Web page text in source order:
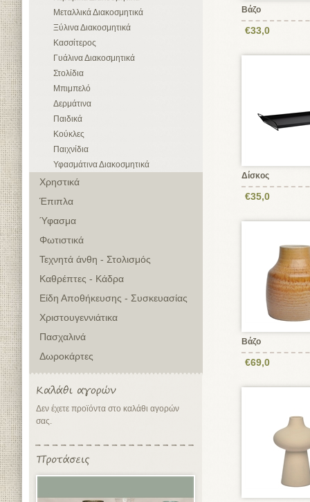
Μεταλλικά Διακοσμητικά
Ξύλινα Διακοσμητικά
Κασσίτερος
Γυάλινα Διακοσμητικά
Στολίδια
Μπιμπελό
Δερμάτινα
Παιδικά
Κούκλες
Παιχνίδια
Υφασμάτινα Διακοσμητικά
Χρηστικά
Έπιπλα
Ύφασμα
Φωτιστικά
Τεχνητά άνθη - Στολισμός
Καθρέπτες - Κάδρα
Είδη Αποθήκευσης - Συσκευασίας
Χριστουγεννιάτικα
Πασχαλινά
Δωροκάρτες
Δεν έχετε προϊόντα στο καλάθι αγορών
σας.
Βάζο
€33,0
Δίσκος
€35,0
Βάζο
€69,0